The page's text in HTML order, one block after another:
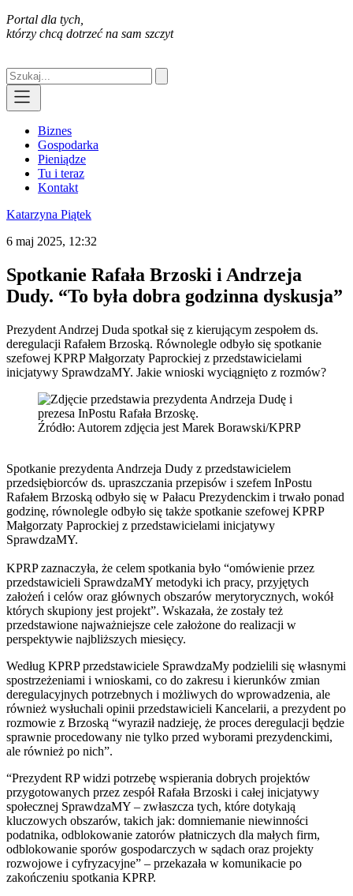
Portal dla tych,
którzy chcą dotrzeć na sam szczyt
Biznes
Gospodarka
Pieniądze
Tu i teraz
Kontakt
Katarzyna Piątek
6 maj 2025, 12:32
Spotkanie Rafała Brzoski i Andrzeja
Dudy. “To była dobra godzinna dyskusja”
Prezydent Andrzej Duda spotkał się z kierującym zespołem ds.
deregulacji Rafałem Brzoską. Równolegle odbyło się spotkanie
szefowej KPRP Małgorzaty Paprockiej z przedstawicielami
inicjatywy SprawdzaMY. Jakie wnioski wyciągnięto z rozmów?
Źródło: Autorem zdjęcia jest Marek Borawski/KPRP
Spotkanie prezydenta Andrzeja Dudy z przedstawicielem
przedsiębiorców ds. upraszczania przepisów i szefem InPostu
Rafałem Brzoską odbyło się w Pałacu Prezydenckim i trwało ponad
godzinę, równolegle odbyło się także spotkanie szefowej KPRP
Małgorzaty Paprockiej z przedstawicielami inicjatywy
SprawdzaMY.
KPRP zaznaczyła, że celem spotkania było “omówienie przez
przedstawicieli SprawdzaMY metodyki ich pracy, przyjętych
założeń i celów oraz głównych obszarów merytorycznych, wokół
których skupiony jest projekt”. Wskazała, że zostały też
przedstawione najważniejsze cele założone do realizacji w
perspektywie najbliższych miesięcy.
Według KPRP przedstawiciele SprawdzaMy podzielili się własnymi
spostrzeżeniami i wnioskami, co do zakresu i kierunków zmian
deregulacyjnych potrzebnych i możliwych do wprowadzenia, ale
również wysłuchali opinii przedstawicieli Kancelarii, a prezydent po
rozmowie z Brzoską “wyraził nadzieję, że proces deregulacji będzie
sprawnie procedowany nie tylko przed wyborami prezydenckimi,
ale również po nich”.
“Prezydent RP widzi potrzebę wspierania dobrych projektów
przygotowanych przez zespół Rafała Brzoski i całej inicjatywy
społecznej SprawdzaMY – zwłaszcza tych, które dotykają
kluczowych obszarów, takich jak: domniemanie niewinności
podatnika, odblokowanie zatorów płatniczych dla małych firm,
odblokowanie sporów gospodarczych w sądach oraz projekty
rozwojowe i cyfryzacyjne” – przekazała w komunikacie po
zakończeniu spotkania KPRP.